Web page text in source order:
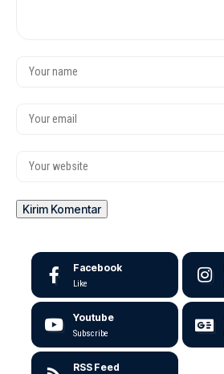
Facebook
Like
Youtube
Subscribe
RSS Feed